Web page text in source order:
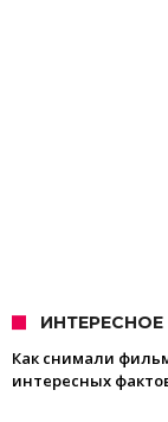
ИНТЕРЕСНОЕ
Как снимали
интересных